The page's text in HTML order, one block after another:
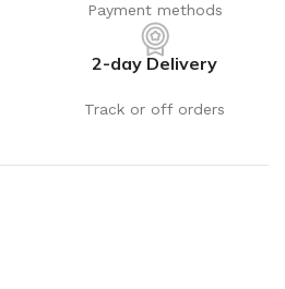
Payment methods
2-day Delivery
Track or off orders